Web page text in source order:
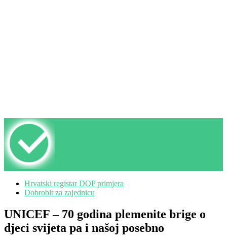
Hrvatski registar DOP primjera
Dobrobit za zajednicu
UNICEF – 70 godina plemenite brige o
djeci svijeta pa i našoj posebno